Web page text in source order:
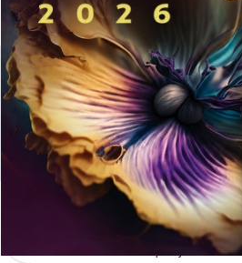
Udruženje poslovnih
e-
Savetodavni
centar
okviru projekta